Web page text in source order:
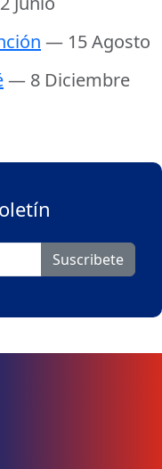
— 15 Agosto
— 8 Diciembre
Suscribete